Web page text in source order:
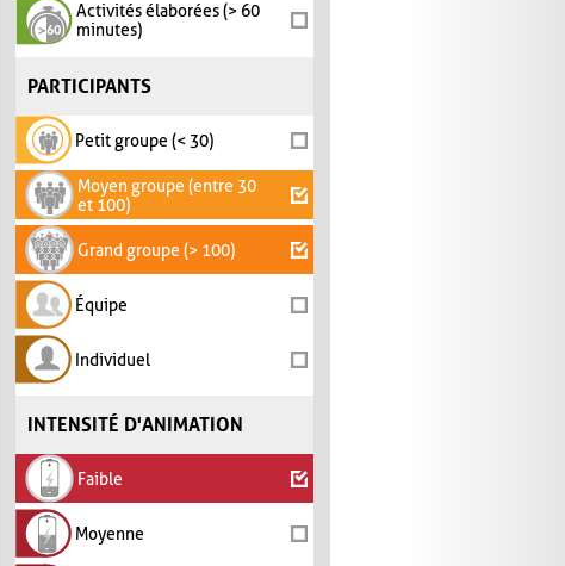
Activités élaborées (> 60
minutes)
PARTICIPANTS
Petit groupe (< 30)
Moyen groupe (entre 30
et 100)
Grand groupe (> 100)
Équipe
Individuel
INTENSITÉ D'ANIMATION
Faible
Moyenne